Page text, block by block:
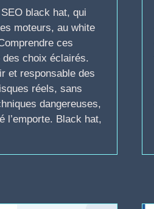
black hat, qui
moteurs, au white
ces
choix éclairés.
et responsable des
réels, sans
dangereuses,
l’emporte. Black hat,